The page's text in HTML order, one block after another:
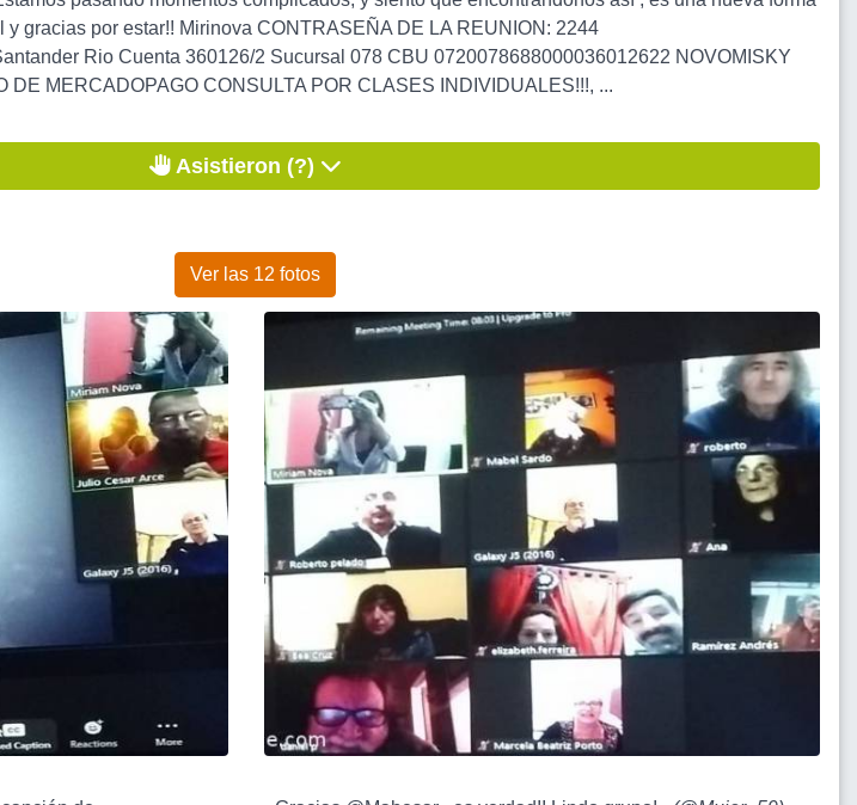
y gracias por estar!! Mirinova CONTRASEÑA DE LA REUNION: 2244
Rio Cuenta 360126/2 Sucursal 078 CBU 0720078688000036012622 NOVOMISKY
DE MERCADOPAGO CONSULTA POR CLASES INDIVIDUALES!!!, ...
Asistieron (?)
Ver las 12 fotos